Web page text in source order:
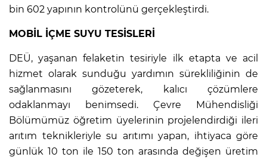
bin 602 yapının kontrolünü gerçekleştirdi.
MOBİL İÇME SUYU TESİSLERİ
DEÜ, yaşanan felaketin tesiriyle ilk etapta ve acil
hizmet olarak sunduğu yardımın sürekliliğinin de
sağlanmasını gözeterek, kalıcı çözümlere
odaklanmayı benimsedi. Çevre Mühendisliği
Bölümümüz öğretim üyelerinin projelendirdiği ileri
arıtım teknikleriyle su arıtımı yapan, ihtiyaca göre
günlük 10 ton ile 150 ton arasında değişen üretim